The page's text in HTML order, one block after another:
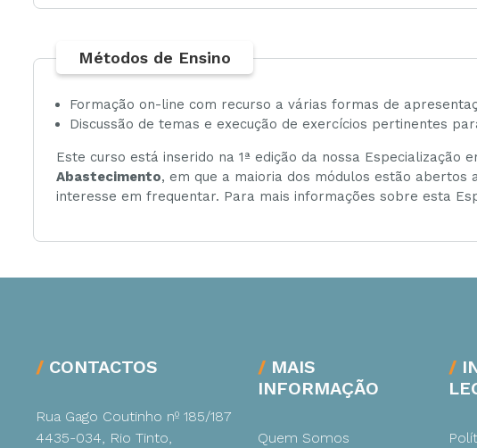
Métodos de Ensino
Formação on-line com recurso a várias formas de
Discussão de temas e execução de exercícios pertinentes
Este curso está inserido na 1ª edição da nossa Especialização
Abastecimento, em que a maioria dos módulos estão abertos
interesse em frequentar. Para mais informações sobre esta
CONTACTOS
Rua Gago Coutinho nº 185/187
4435-034, Rio Tinto,
MAIS
INFORMAÇÃO
Quem Somos